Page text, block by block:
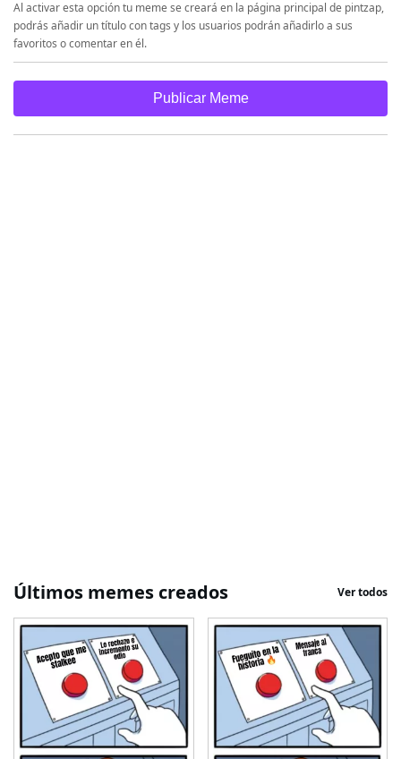
Al activar esta opción tu meme se creará en la página principal de pintzap,
podrás añadir un título con tags y los usuarios podrán añadirlo a sus
favoritos o comentar en él.
Publicar Meme
Últimos memes creados Ver todos